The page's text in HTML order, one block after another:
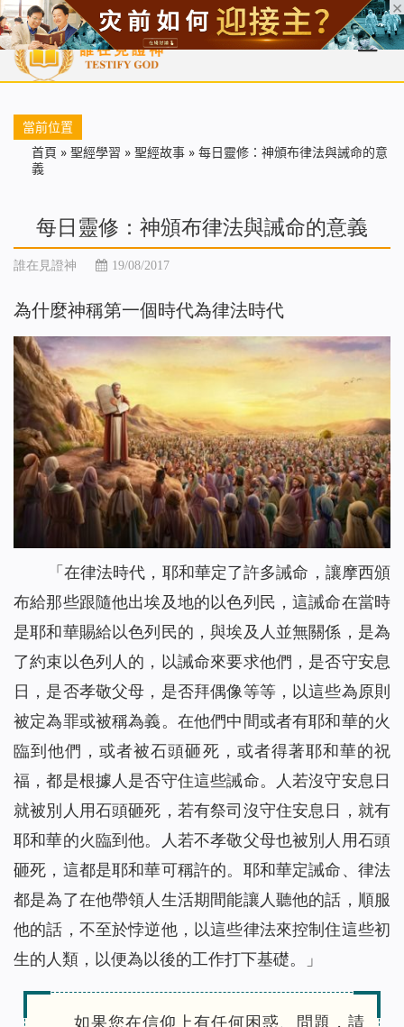
首頁 每日靈糧 天國福音 基督徒見證 信仰解答 聖經
當前位置
首頁 » 聖經學習 » 聖經故事 » 每日靈修：神頒布律法與誡命的意
義
每日靈修：神頒布律法與誡命的意義
誰在見證神 19/08/2017
為什麼神稱第一個時代為律法時代
「在律法時代，耶和華定了許多誡命，讓摩西頒
布給那些跟隨他出埃及地的以色列民，這誡命在當時
是耶和華賜給以色列民的，與埃及人並無關係，是為
了約束以色列人的，以誡命來要求他們，是否守安息
日，是否孝敬父母，是否拜偶像等等，以這些為原則
被定為罪或被稱為義。在他們中間或者有耶和華的火
臨到他們，或者被石頭砸死，或者得著耶和華的祝
福，都是根據人是否守住這些誡命。人若沒守安息日
就被別人用石頭砸死，若有祭司沒守住安息日，就有
耶和華的火臨到他。人若不孝敬父母也被別人用石頭
砸死，這都是耶和華可稱許的。耶和華定誡命、律法
都是為了在他帶領人生活期間能讓人聽他的話，順服
他的話，不至於悖逆他，以這些律法來控制住這些初
生的人類，以便為以後的工作打下基礎。」
如果您在信仰上有任何困惑、問題，請